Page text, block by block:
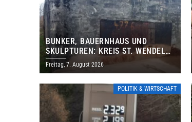
BUNKER, BAUERNHAUS UND
SKULPTUREN: KREIS ST. WENDEL
LÄDT ZUM TAG DES OFFENEN
DENKMALS EIN
Freitag, 7. August 2026
POLITIK & WIRTSCHAFT